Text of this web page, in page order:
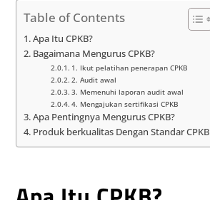
Table of Contents
Apa Itu CPKB?
Bagaimana Mengurus CPKB?
1. Ikut pelatihan penerapan CPKB
2. Audit awal
3. Memenuhi laporan audit awal
4. Mengajukan sertifikasi CPKB
Apa Pentingnya Mengurus CPKB?
Produk berkualitas Dengan Standar CPKB